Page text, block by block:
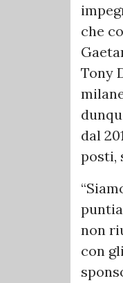
che
Tony
dal
posti,
non
con